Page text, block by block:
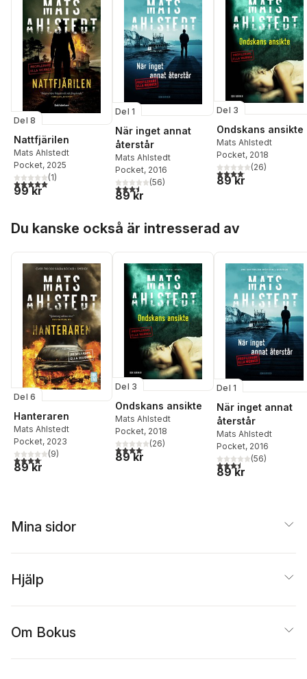
Del 8
Nattfjärilen
Mats Ahlstedt
Pocket, 2025
5,0utav 5 stjärnor. Totalt antal röster:
(1)
99 kr
Del 1
När inget annat
återstår
Mats Ahlstedt
Pocket, 2016
3,5utav 5 stjärnor. Totalt antal röster:
(56)
89 kr
Del 3
Ondskans ansikte
Mats Ahlstedt
Pocket, 2018
4,1utav 5 stjärnor.
(26)
89 kr
Du kanske också är intresserad av
Del 6
Hanteraren
Mats Ahlstedt
Pocket, 2023
4,1utav 5 stjärnor. Totalt antal röster:
(9)
89 kr
Del 3
Ondskans ansikte
Mats Ahlstedt
Pocket, 2018
4,1utav 5 stjärnor. Totalt antal röster:
(26)
89 kr
Del 1
När inget annat
återstår
Mats Ahlstedt
Pocket, 2016
3,5utav 5 stjärnor.
(56)
89 kr
Mina sidor
Hjälp
Om Bokus